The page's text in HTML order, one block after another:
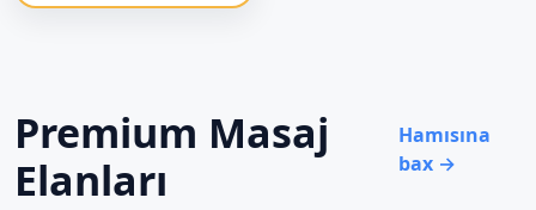
Premium Masaj
Elanları
Hamısına
bax →